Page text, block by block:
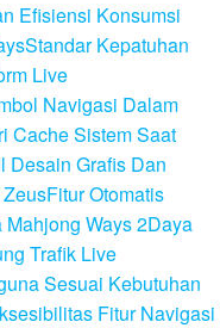
Efisiensi Konsumsi
Standar Kepatuhan
Live
Navigasi Dalam
Cache Sistem Saat
Desain Grafis Dan
Fitur Otomatis
Ways 2Daya
Trafik Live
Sesuai Kebutuhan
Fitur Navigasi